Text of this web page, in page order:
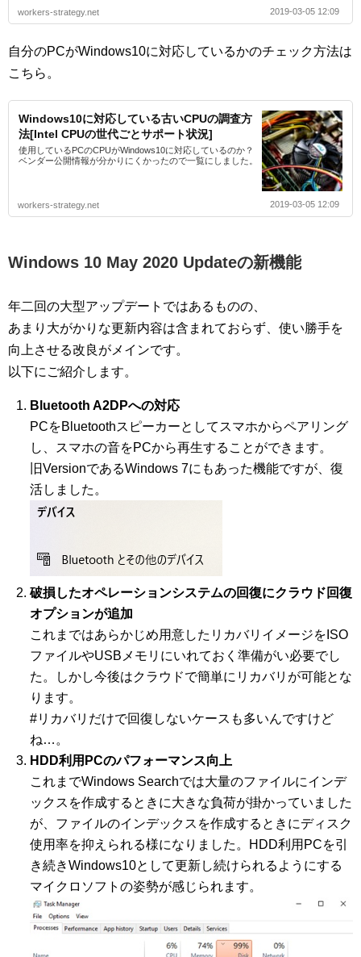
workers-strategy.net 2019-03-05 12:09
自分のPCがWindows10に対応しているかのチェック方法は
こちら。
Windows10に対応している古いCPUの調査方
法[Intel CPUの世代ごとサポート状況]
使用しているPCのCPUがWindows10に対応しているのか？
ベンダー公開情報が分かりにくかったので一覧にしました。
workers-strategy.net 2019-03-05 12:09
Windows 10 May 2020 Updateの新機能
年二回の大型アップデートではあるものの、
あまり大がかりな更新内容は含まれておらず、使い勝手を
向上させる改良がメインです。
以下にご紹介します。
Bluetooth A2DPへの対応
PCをBluetoothスピーカーとしてスマホからペアリング
し、スマホの音をPCから再生することができます。
旧VersionであるWindows 7にもあった機能ですが、復
活しました。
破損したオペレーションシステムの回復にクラウド回復
オプションが追加
これまではあらかじめ用意したリカバリイメージをISO
ファイルやUSBメモリにいれておく準備がい必要でし
た。しかし今後はクラウドで簡単にリカバリが可能とな
ります。
#リカバリだけで回復しないケースも多いんですけど
ね…。
HDD利用PCのパフォーマンス向上
これまでWindows Searchでは大量のファイルにインデ
ックスを作成するときに大きな負荷が掛かっていました
が、ファイルのインデックスを作成するときにディスク
使用率を抑えられる様になりました。HDD利用PCを引
き続きWindows10として更新し続けられるようにする
マイクロソフトの姿勢が感じられます。